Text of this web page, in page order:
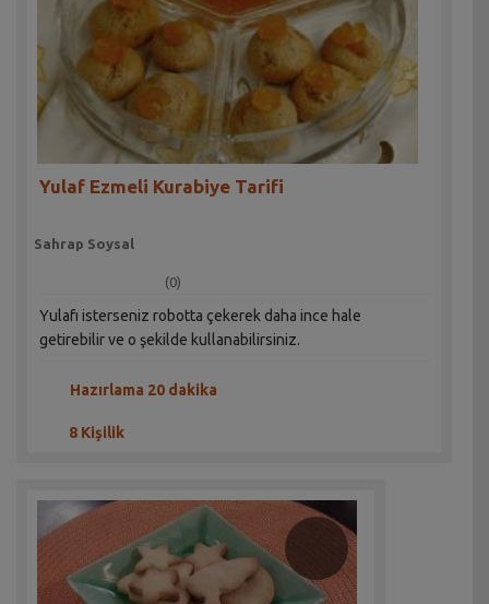
Yulaf Ezmeli Kurabiye Tarifi
Sahrap Soysal
(0)
Yulafı isterseniz robotta çekerek daha ince hale
getirebilir ve o şekilde kullanabilirsiniz.
Hazırlama 20 dakika
8 Kişilik